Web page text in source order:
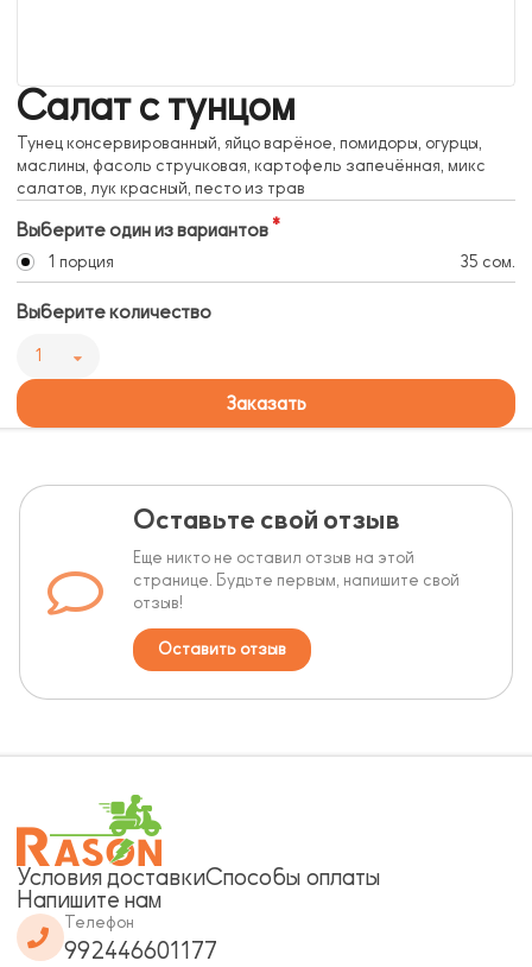
Салат с тунцом
Тунец консервированный, яйцо варёное, помидоры, огурцы,
маслины, фасоль стручковая, картофель запечённая, микс
салатов, лук красный, песто из трав
Выберите один из вариантов
1 порция 35 сом.
Выберите количество
1
Заказать
Оставьте свой отзыв
Еще никто не оставил отзыв на этой
странице. Будьте первым, напишите свой
отзыв!
Оставить отзыв
Условия доставкиСпособы оплаты
Напишите нам
Телефон
992446601177